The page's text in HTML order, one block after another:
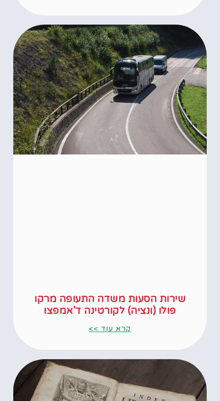
שירות הסעות משדה התעופה מרקו
פולו (ונציה) לקורטינה ד'אמפצו
קרא עוד >>